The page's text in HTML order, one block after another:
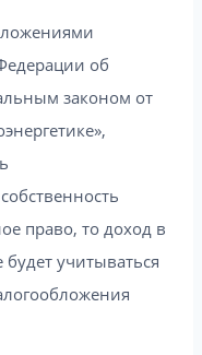
об
законом от
право, то доход в
учитываться